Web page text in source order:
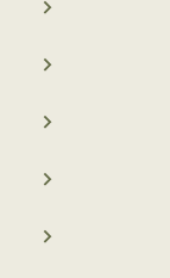
navigate_next
navigate_next
navigate_next
navigate_next
navigate_next